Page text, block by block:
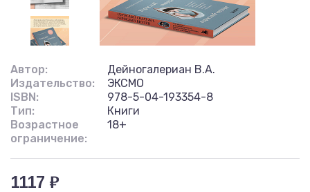
Автор:
Дейногалериан В.А.
Издательство:
ЭКСМО
ISBN:
978-5-04-193354-8
Тип:
Книги
Возрастное
ограничение:
18+
1117 ₽